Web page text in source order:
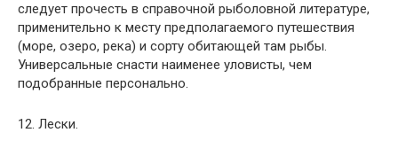
следует прочесть в справочной рыболовной литературе,
применительно к месту предполагаемого путешествия
(море, озеро, река) и сорту обитающей там рыбы.
Универсальные снасти наименее уловисты, чем
подобранные персонально.
12. Лески.